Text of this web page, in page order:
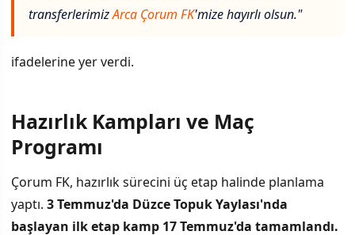
transferlerimizArca Çorum FK'mize hayırlı olsun."
ifadelerine yer verdi.
Hazırlık Kampları ve Maç
Programı
Çorum FK, hazırlık sürecini üç etap halinde planlama
yaptı. 3 Temmuz'da Düzce Topuk Yaylası'nda
başlayan ilk etap kamp 17 Temmuz'da tamamlandı.